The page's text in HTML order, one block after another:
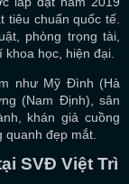
tiêu chuẩn quốc tế.
phòng trọng tài,
học, hiện đại.
như Mỹ Đình (Hà
(Nam Định), sân
khán giả cuồng
đẹp mắt.
SVĐ Việt Trì